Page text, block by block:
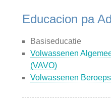
Educacion pa
Basiseducatie
Volwassenen
(VAVO)
Volwassenen